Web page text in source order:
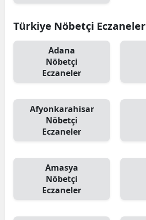
Türkiye Nöbetçi Eczaneler
Adana
Nöbetçi
Eczaneler
Afyonkarahisar
Nöbetçi
Eczaneler
Amasya
Nöbetçi
Eczaneler